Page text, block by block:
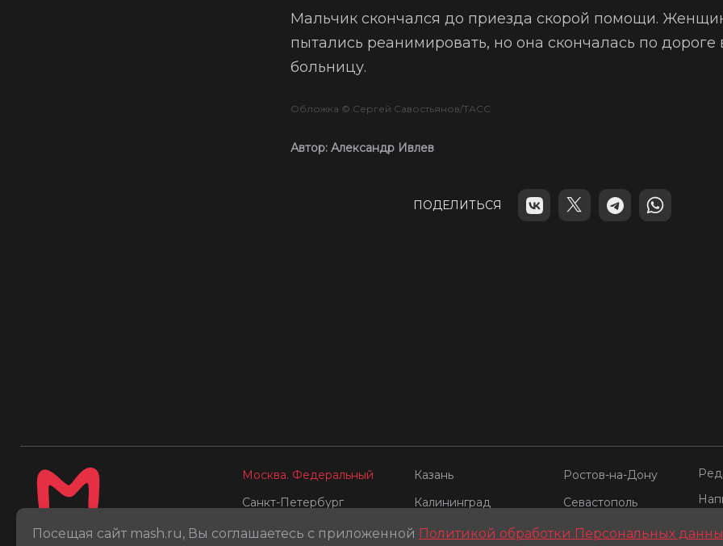
Мальчик скончался до приезда скорой помощи.
пытались реанимировать, но она скончалась по дороге
больницу.
Обложка © Сергей Савостьянов/ТАСС
Автор: Александр Ивлев
ПОДЕЛИТЬСЯ
Москва. Федеральный
Санкт-Петербург
Донбасс
Казань
Калининград
Краснодар
Ростов-на-Дону
Севастополь
Уфа
Посещая сайт mash.ru, Вы соглашаетесь с приложенной Политикой обработки Персональных